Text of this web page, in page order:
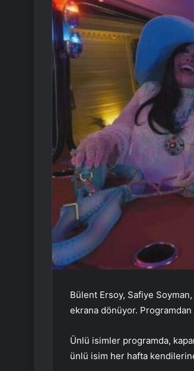
Bülent Ersoy, Safiye
ekrana dönüyor. Programdan
Ünlü isimler programda,
ünlü isim her hafta